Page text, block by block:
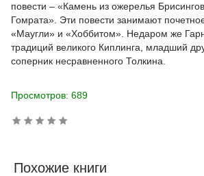
повести – «Камень из ожерелья
Гомрата». Эти повести занимают
«Маугли» и «Хоббитом». Недаром же
традиций великого Киплинга, младший
соперник несравненного Толкина.
Просмотров: 689
Похожие книги